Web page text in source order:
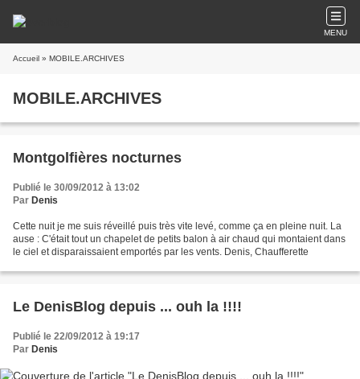
MENU
Accueil » MOBILE.ARCHIVES
MOBILE.ARCHIVES
Montgolfières nocturnes
Publié le 30/09/2012 à 13:02
Par Denis
Cette nuit je me suis réveillé puis très vite levé, comme ça en pleine nuit. La
ause : C'était tout un chapelet de petits balon à air chaud qui montaient dans
le ciel et disparaissaient emportés par les vents. Denis, Chaufferette
Le DenisBlog depuis ... ouh la !!!!
Publié le 22/09/2012 à 19:17
Par Denis